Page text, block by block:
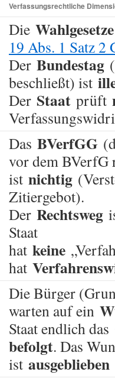
Verfassungsrechtliche
Die Wahlgesetze
19 Abs. 1 Satz 2
Der Bundestag
beschließt) ist
Der Staat prüft
Das BVerfGG
vor dem BVerfG
ist nichtig
Zitiergebot).
Der Rechtsweg
Staat
hat keine
hat
Die Bürger
warten auf ein
Staat endlich das
befolgt. Das
ist ausgeblieben